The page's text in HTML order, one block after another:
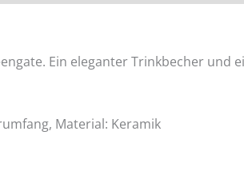
Ein eleganter Trinkbecher und
Material: Keramik